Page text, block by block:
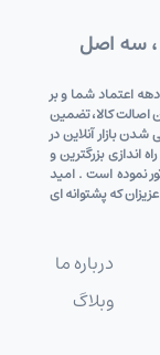
، سه اصل
شرکت شکوهمند گستر دی (علی اکبری) به پشتوانه 6 دهه اعتماد شما و بر
کالا، تضمین
بازار آنلاین در
اندازی بزرگترین و
نموده است . امید
که پشتوانه ای
درباره ما
وبلاگ